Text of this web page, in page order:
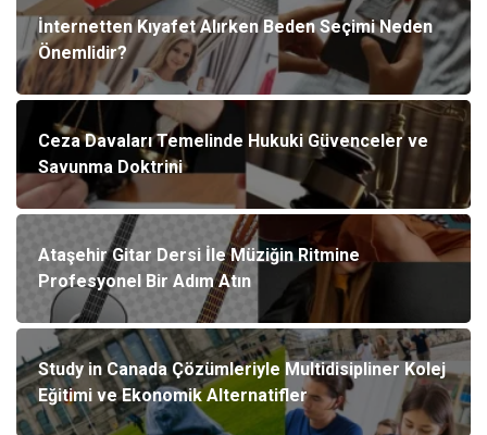
İnternetten Kıyafet Alırken Beden Seçimi Neden
Önemlidir?
Ceza Davaları Temelinde Hukuki Güvenceler ve
Savunma Doktrini
Ataşehir Gitar Dersi İle Müziğin Ritmine
Profesyonel Bir Adım Atın
Study in Canada Çözümleriyle Multidisipliner Kolej
Eğitimi ve Ekonomik Alternatifler